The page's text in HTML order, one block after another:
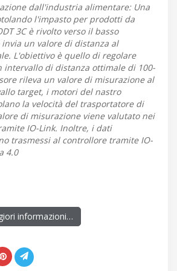
dall'industria alimentare: Una
l'impasto per prodotti da
3C è rivolto verso il basso
un valore di distanza al
L'obiettivo è quello di regolare
intervallo di distanza ottimale di 100-
rileva un valore di misurazione al
target, i motori del nastro
la velocità del trasportatore di
di misurazione viene valutato nei
IO-Link. Inoltre, i dati
trasmessi al controllore tramite IO-
4.0
informazioni…